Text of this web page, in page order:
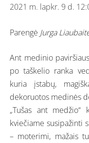
2021 m. lapkr. 9 d.
Parengė Jurga
Ant medinio
po taškelio ranka
kuria įstabų,
dekoruotos medinės
„Tušas ant medžio“
kviečiame susipažinti
– moterimi, mažais